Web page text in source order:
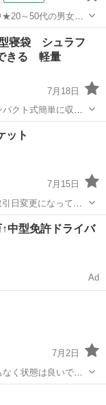
★20～50代の男女活
カー通勤OK！無料
》 人気の工
寝袋 シュラフ
きる 軽量
7月18日
クト式簡単に収納
ット
7月15日
日変更になってし
ケット
中型免許ドライバ
Ad
7月2日